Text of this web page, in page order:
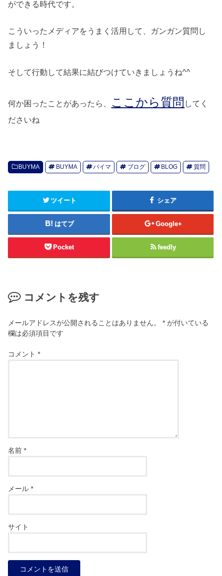
ができる時代です。
こういったメディアをうまく活用して、ガンガン質問し
ましょう！
そして行動して結果に結びつけていきましょうね^^
何か困ったことがあったら、 ここから質問 してく
ださいね
BUYMA BUYMA バイマ ブログ BLOG 質問
ツイート シェア
はてブ Google+
Pocket feedly
コメントを残す
メールアドレスが公開されることはありません。 * が付いている
欄は必須項目です
コメント*
名前*
メール*
サイト